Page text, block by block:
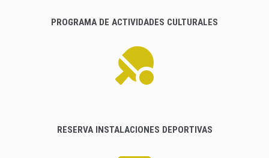
PROGRAMA DE ACTIVIDADES CULTURALES
RESERVA INSTALACIONES DEPORTIVAS